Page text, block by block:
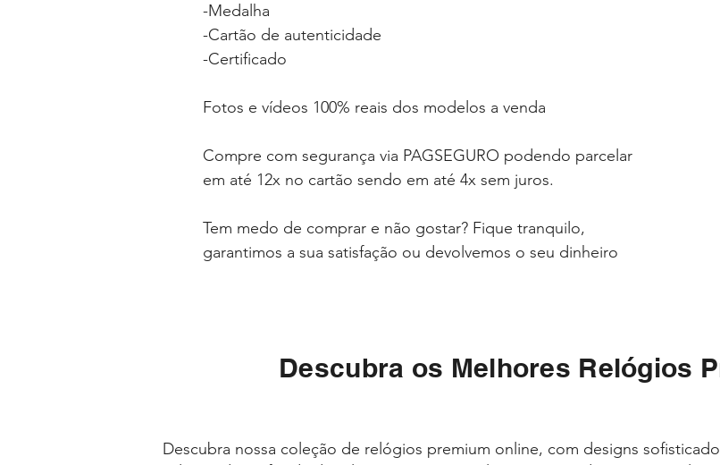
-Medalha
-Cartão de autenticidade
-Certificado
Fotos e vídeos 100% reais dos modelos a venda
Compre com segurança via PAGSEGURO podendo parcelar
em até 12x no cartão sendo em até 4x sem juros.
Tem medo de comprar e não gostar? Fique tranquilo,
garantimos a sua satisfação ou devolvemos o seu dinheiro
Descubra os Melhores Relógios
Descubra nossa coleção de relógios premium online, com designs